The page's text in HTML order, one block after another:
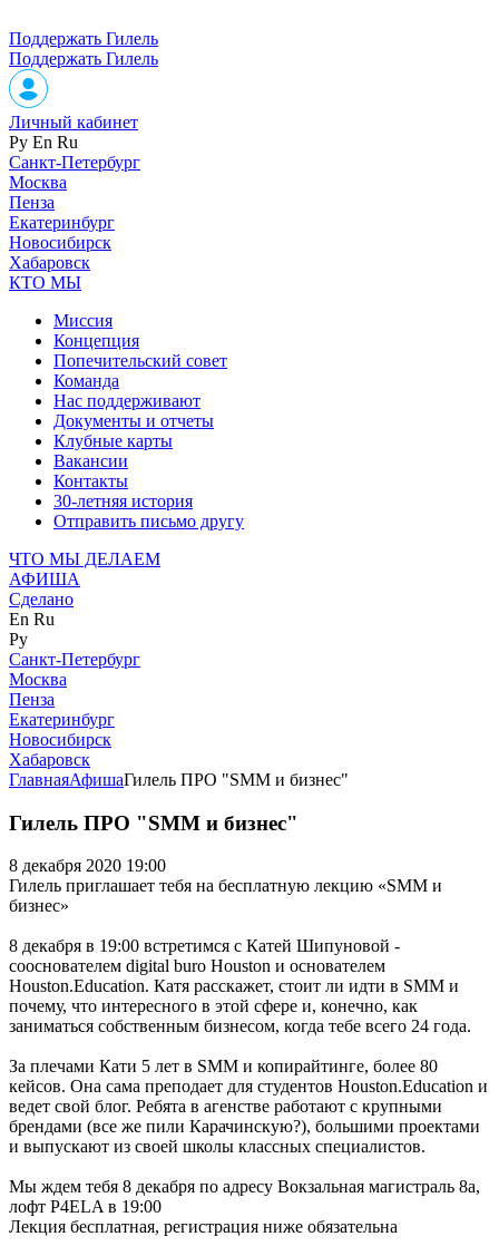
Поддержать Гилель
Поддержать Гилель
Личный кабинет
Ру En Ru
Санкт-Петербург
Москва
Пенза
Екатеринбург
Новосибирск
Хабаровск
КТО МЫ
Миссия
Концепция
Попечительский совет
Команда
Нас поддерживают
Документы и отчеты
Клубные карты
Вакансии
Контакты
30-летняя история
Отправить письмо другу
ЧТО МЫ ДЕЛАЕМ
АФИША
Сделано
En Ru
Ру
Санкт-Петербург
Москва
Пенза
Екатеринбург
Новосибирск
Хабаровск
ГлавнаяАфишаГилель ПРО "SMM и бизнес"
Гилель ПРО "SMM и бизнес"
8 декабря 2020 19:00
Гилель приглашает тебя на бесплатную лекцию «SMM и
бизнес»
8 декабря в 19:00 встретимся с Катей Шипуновой -
сооснователем digital buro Houston и основателем
Houston.Education. Катя расскажет, стоит ли идти в SMM и
почему, что интересного в этой сфере и, конечно, как
заниматься собственным бизнесом, когда тебе всего 24 года.
За плечами Кати 5 лет в SMM и копирайтинге, более 80
кейсов. Она сама преподает для студентов Houston.Education и
ведет свой блог. Ребята в агенстве работают с крупными
брендами (все же пили Карачинскую?), большими проектами
и выпускают из своей школы классных специалистов.
Мы ждем тебя 8 декабря по адресу Вокзальная магистраль 8а,
лофт P4ELA в 19:00
Лекция бесплатная, регистрация ниже обязательна